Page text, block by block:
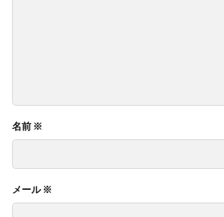
名前 ※
メール※